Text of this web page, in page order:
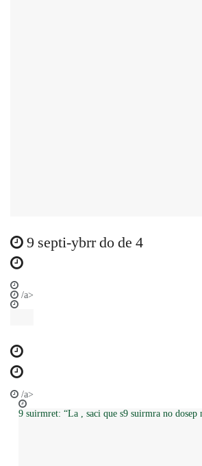
9 septi-ybrr do de 4
/a>
/a>
9 suirmret: “La , saci que s9 suirmra no